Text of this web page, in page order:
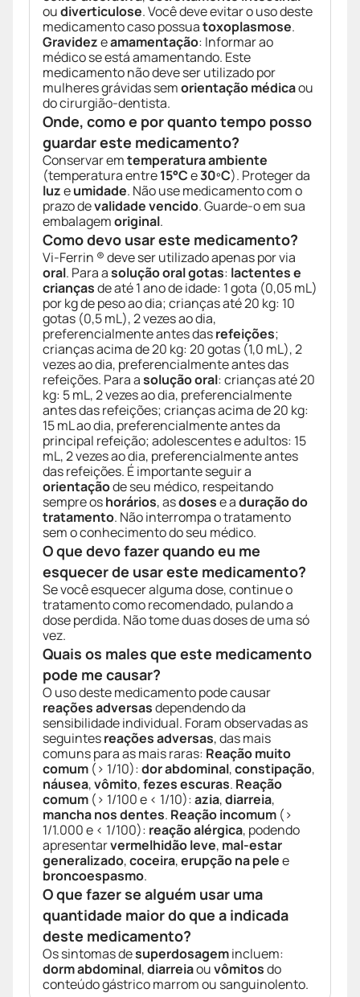
oudiverticulose. Você deve evitar o uso deste
medicamento caso possuatoxoplasmose.
Gravidezeamamentação: Informar ao
médico se está amamentando. Este
medicamento não deve ser utilizado por
mulheres grávidas semorientação médicaou
do cirurgião-dentista.
Onde, como e por quanto tempo posso
guardar este medicamento?
Conservar emtemperatura ambiente
(temperatura entre15°Ce30ºC). Proteger da
luzeumidade. Não use medicamento com o
prazo devalidade vencido. Guarde-o em sua
embalagemoriginal.
Como devo usar este medicamento?
Vi-Ferrin ® deve ser utilizado apenas por via
oral. Para asolução oral gotas: lactentes e
criançasde até 1 ano de idade: 1 gota (0,05 mL)
por kg de peso ao dia; crianças até 20 kg: 10
gotas (0,5 mL), 2 vezes ao dia,
preferencialmente antes dasrefeições;
crianças acima de 20 kg: 20 gotas (1,0 mL), 2
vezes ao dia, preferencialmente antes das
refeições. Para asolução oral: crianças até 20
kg: 5 mL, 2 vezes ao dia, preferencialmente
antes das refeições; crianças acima de 20 kg:
15 mL ao dia, preferencialmente antes da
principal refeição; adolescentes e adultos: 15
mL, 2 vezes ao dia, preferencialmente antes
das refeições. É importante seguir a
orientaçãode seu médico, respeitando
sempre oshorários, asdosese aduração do
tratamento. Não interrompa o tratamento
sem o conhecimento do seu médico.
O que devo fazer quando eu me
esquecer de usar este medicamento?
Se você esquecer alguma dose, continue o
tratamento como recomendado, pulando a
dose perdida. Não tome duas doses de uma só
vez.
Quais os males que este medicamento
pode me causar?
O uso deste medicamento pode causar
reações adversasdependendo da
sensibilidade individual. Foram observadas as
seguintesreações adversas, das mais
comuns para as mais raras: Reação muito
comum (> 1/10):dor abdominal,constipação,
náusea,vômito,fezes escuras. Reação
comum (> 1/100 e < 1/10):azia,diarreia,
mancha nos dentes. Reação incomum (>
1/1.000 e < 1/100): reação alérgica, podendo
apresentarvermelhidão leve, mal-estar
generalizado,coceira,erupção na pelee
broncoespasmo.
O que fazer se alguém usar uma
quantidade maior do que a indicada
deste medicamento?
Os sintomas desuperdosagemincluem:
dorm abdominal,diarreiaouvômitosdo
conteúdo gástrico marrom ou sanguinolento.